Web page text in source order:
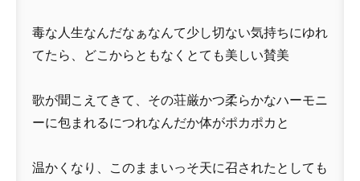
毒な人生なんだなぁなんて少し切ない気持ちにゆれ
てたら、どこからともなくとても美しい賛美
歌が聞こえてきて、その荘厳かつ柔らかなハーモニ
ーに包まれるにつれなんだか体がポカポカと
温かくなり、このままいっそ天に召されたとしても